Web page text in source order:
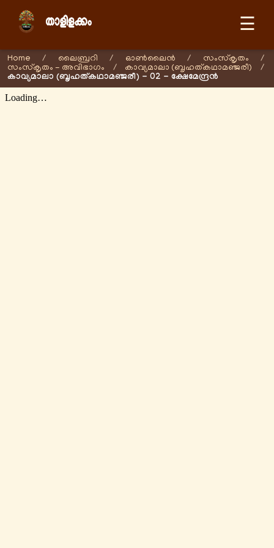
☰
Home / ലൈബ്രറി / ഓണ്‍ലൈന്‍ / സംസ്കൃതം
/
സംസ്കൃതം - അവിഭാഗം
/ കാവ്യമാലാ (ബൃഹത്കഥാമഞ്ജരീ) /
കാവ്യമാലാ (ബൃഹത്കഥാമഞ്ജരീ) - 02 - ക്ഷേമേന്ദ്രന്‍